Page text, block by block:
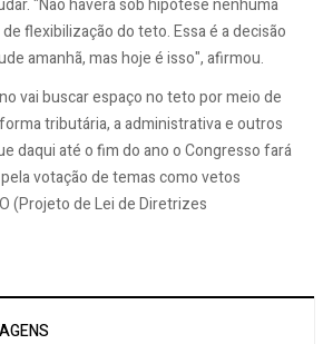
flexibilização do teto. Essa é a decisão
amanhã, mas hoje é isso", afirmou.
vai buscar espaço no teto por meio de
tributária, a administrativa e outros
daqui até o fim do ano o Congresso fará
votação de temas como vetos
(Projeto de Lei de Diretrizes